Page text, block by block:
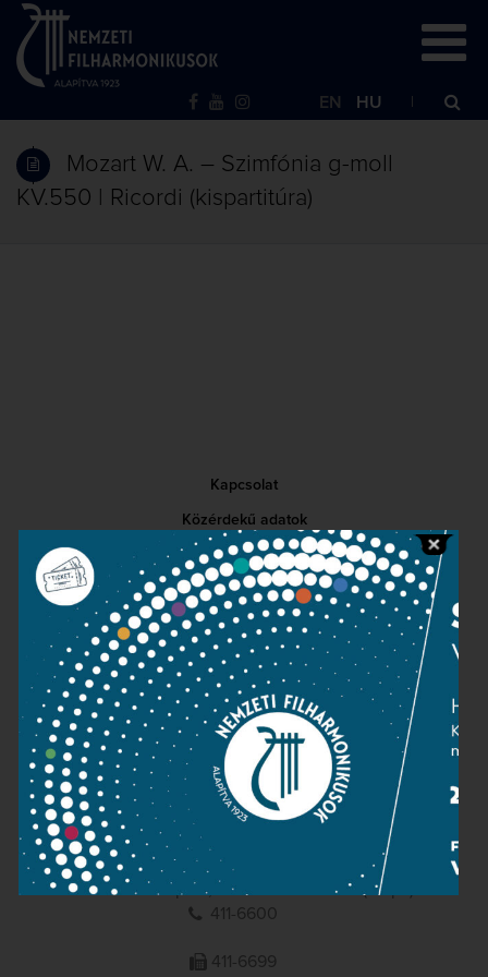
EN HU
Mozart W. A. – Szimfónia g-moll
KV.550 | Ricordi (kispartitúra)
Kapcsolat
Közérdekű adatok
Sajtószoba
Adatvédelem
Impresszum
NEMZETI
FILHARMONIKUSOK
1095 Budapest, Komor Marcell u. 1. (Müpa)
411-6600
411-6699